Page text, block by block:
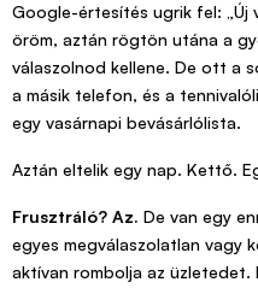
Google-értesítés ugrik fel: „Új
öröm, aztán rögtön utána a
válaszolnod kellene. De ott a
a másik telefon, és a
egy vasárnapi bevásárlólista.
Aztán eltelik egy nap. Kettő.
Frusztráló? Az. De van egy
egyes megválaszolatlan vagy
aktívan rombolja az üzletedet.